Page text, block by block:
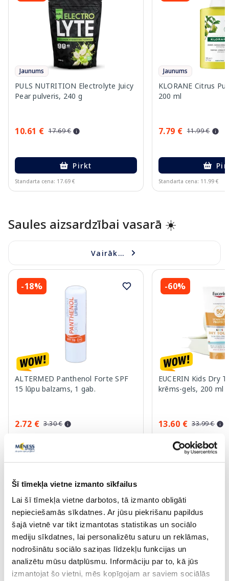
Šī tīmekļa vietne izmanto sīkfailus
Lai šī tīmekļa vietne darbotos, tā izmanto obligāti
nepieciešamās sīkdatnes. Ar jūsu piekrišanu papildus
šajā vietnē var tikt izmantotas statistikas un sociālo
mediju sīkdatnes, lai personalizētu saturu un reklāmas,
nodrošinātu sociālo saziņas līdzekļu funkcijas un
analizētu mūsu datplūsmu. Informāciju par to, kā jūs
izmantojat šo vietni, mēs kopīgojam ar saviem sociālās
Jaunums
PULS NUTRITION Electrolyte Juicy
Pear pulveris, 240 g
10.61 € 17.69 €
Pirkt
Standarta cena: 17.69 €
Jaunums
KLORANE Citrus
200 ml
7.79 € 11.99 €
Standarta cena: 11.99 €
Saules aizsardzībai vasarā ☀️
Vairāk...
-18%
ALTERMED Panthenol Forte SPF
15 lūpu balzams, 1 gab.
2.72 € 3.30 €
-60%
EUCERIN Kids Dry
krēms-gels, 200 ml
13.60 € 33.99 €
Page 1 of 10
🍋 Izdevīgi pirkumi ar karti Veselība
Vairāk...